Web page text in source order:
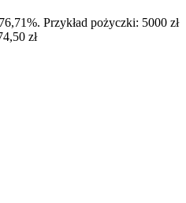
Przykład pożyczki: 5000 zł
zł